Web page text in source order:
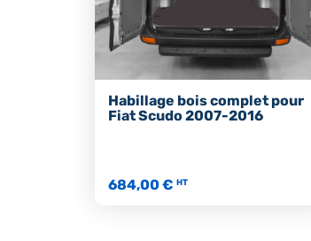
Habillage bois complet pour
Fiat Scudo 2007-2016
684,00 € HT